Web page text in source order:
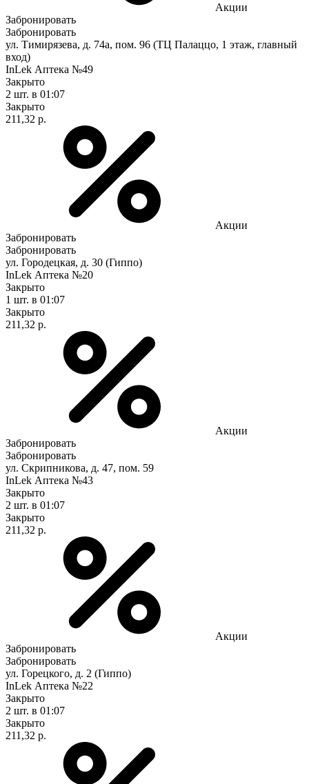
Акции
Забронировать
Забронировать
ул. Тимирязева, д. 74а, пом. 96 (ТЦ Палаццо, 1 этаж, главный
вход)
InLek Аптека №49
Закрыто
2 шт. в 01:07
Закрыто
211,32 р.
Акции
Забронировать
Забронировать
ул. Городецкая, д. 30 (Гиппо)
InLek Аптека №20
Закрыто
1 шт. в 01:07
Закрыто
211,32 р.
Акции
Забронировать
Забронировать
ул. Скрипникова, д. 47, пом. 59
InLek Аптека №43
Закрыто
2 шт. в 01:07
Закрыто
211,32 р.
Акции
Забронировать
Забронировать
ул. Горецкого, д. 2 (Гиппо)
InLek Аптека №22
Закрыто
2 шт. в 01:07
Закрыто
211,32 р.